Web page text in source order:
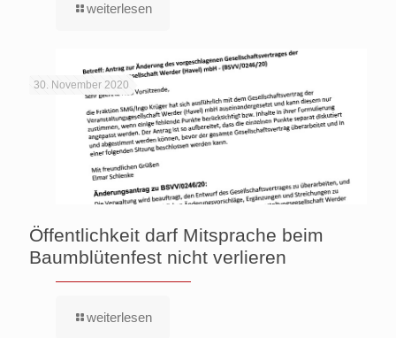
weiterlesen
30. November 2020
Öffentlichkeit darf Mitsprache beim
Baumblütenfest nicht verlieren
weiterlesen